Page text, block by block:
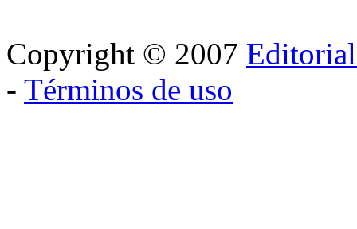
Copyright © 2007
- Términos de uso